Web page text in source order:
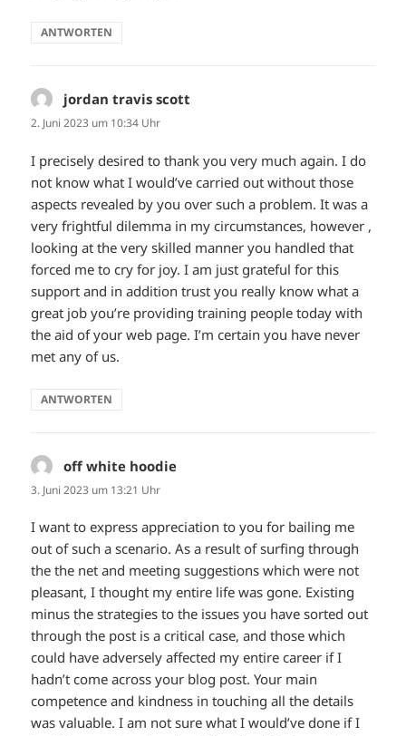
ANTWORTEN
jordan travis scott
2. Juni 2023 um 10:34 Uhr
I precisely desired to thank you very much again. I do
not know what I would’ve carried out without those
aspects revealed by you over such a problem. It was a
very frightful dilemma in my circumstances, however ,
looking at the very skilled manner you handled that
forced me to cry for joy. I am just grateful for this
support and in addition trust you really know what a
great job you’re providing training people today with
the aid of your web page. I’m certain you have never
met any of us.
ANTWORTEN
off white hoodie
3. Juni 2023 um 13:21 Uhr
I want to express appreciation to you for bailing me
out of such a scenario. As a result of surfing through
the the net and meeting suggestions which were not
pleasant, I thought my entire life was gone. Existing
minus the strategies to the issues you have sorted out
through the post is a critical case, and those which
could have adversely affected my entire career if I
hadn’t come across your blog post. Your main
competence and kindness in touching all the details
was valuable. I am not sure what I would’ve done if I